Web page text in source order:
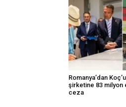
Romanya’dan
şirketine 83 milyon
ceza